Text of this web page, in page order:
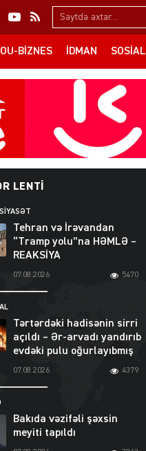
Search…
BIZNES İDMAN SOSIAL
LENTI
Tehran və İrəvandan
“Tramp yolu”na HƏMLƏ –
REAKSİYA
07.08.2026 5470
Tərtərdəki hadisənin sirri
açıldı – Ər-arvadı yandırıb
evdəki pulu oğurlayıbmış
07.08.2026 4379
Bakıda vəzifəli şəxsin
meyiti tapıldı